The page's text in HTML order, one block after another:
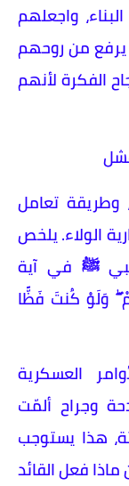
واجعلهم
يرفع من روحهم
الفكرة لأنهم
وطريقة تعامل
الولاء. يلخص
ﷺ في آية
وَلَوْ كُنتَ فَظًّا
العسكرية
وجراح ألمّت
هذا يستوجب
فعل القائد